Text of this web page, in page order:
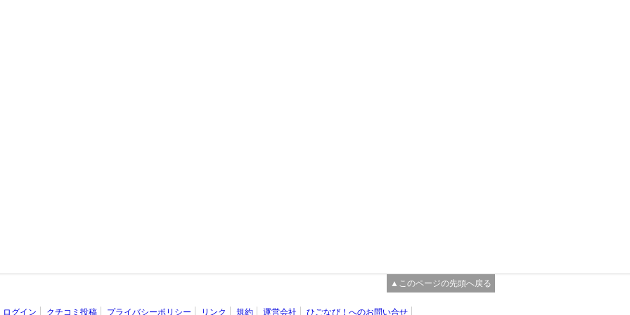
▲このページの先頭へ戻る
ログイン クチコミ投稿 プライバシーポリシー リンク 規約 運営会社 ひごなび！へのお問い合せ